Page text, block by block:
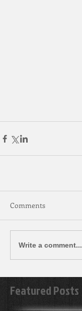
Featured Posts
Comments
Write a comment...